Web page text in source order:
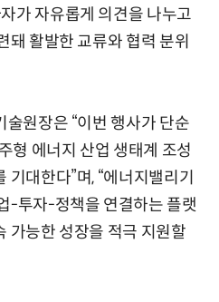
가 자유롭게 의견을 나누고
돼 활발한 교류와 협력 분위
원장은 “이번 행사가 단순
형 에너지 산업 생태계 조성
대한다”며, “에너지밸리기
-투자-정책을 연결하는 플랫
가능한 성장을 적극 지원할